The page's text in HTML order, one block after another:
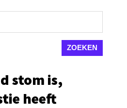
stom is,
heeft